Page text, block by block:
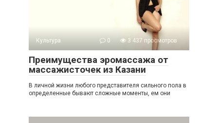
Культура 0 3 437 просмотров
Преимущества эромассажа от
массажисточек из Казани
В личной жизни любого представителя сильного пола в
определенные бывают сложные моменты, ем они